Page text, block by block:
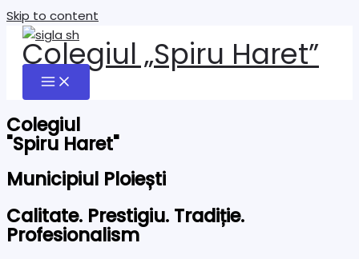
Skip to content
Colegiul „Spiru Haret”
Colegiul
"Spiru Haret"
Municipiul Ploiești
Calitate. Prestigiu. Tradiție.
Profesionalism